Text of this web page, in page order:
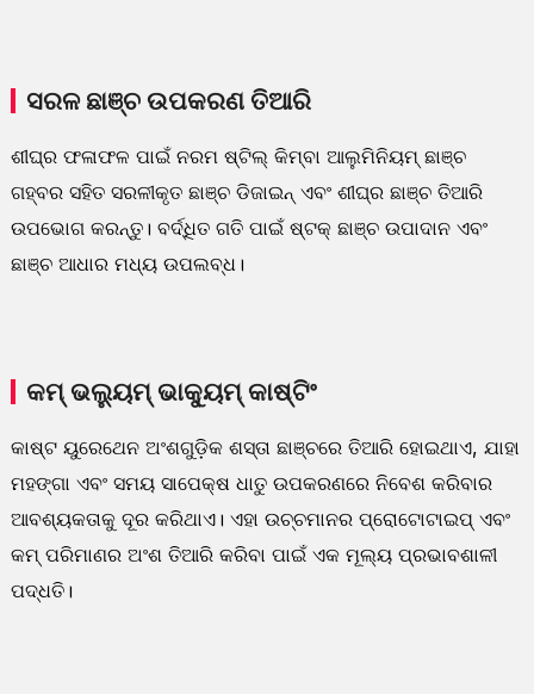
ସରଳ ଛାଞ୍ଚ ଉପକରଣ ତିଆରି
ଶୀଘ୍ର ଫଳାଫଳ ପାଇଁ ନରମ ଷ୍ଟିଲ୍ କିମ୍ବା ଆଲୁମିନିୟମ୍ ଛାଞ୍ଚ
ଗହ୍ବର ସହିତ ସରଳୀକୃତ ଛାଞ୍ଚ ଡିଜାଇନ୍ ଏବଂ ଶୀଘ୍ର ଛାଞ୍ଚ ତିଆରି
ଉପଭୋଗ କରନ୍ତୁ। ବର୍ଦ୍ଧିତ ଗତି ପାଇଁ ଷ୍ଟକ୍ ଛାଞ୍ଚ ଉପାଦାନ ଏବଂ
ଛାଞ୍ଚ ଆଧାର ମଧ୍ୟ ଉପଲବ୍ଧ।
କମ୍ ଭଲ୍ୟୁମ୍ ଭାକ୍ୟୁମ୍ କାଷ୍ଟିଂ
କାଷ୍ଟ ୟୁରେଥେନ ଅଂଶଗୁଡ଼ିକ ଶସ୍ତା ଛାଞ୍ଚରେ ତିଆରି ହୋଇଥାଏ, ଯାହା
ମହଙ୍ଗା ଏବଂ ସମୟ ସାପେକ୍ଷ ଧାତୁ ଉପକରଣରେ ନିବେଶ କରିବାର
ଆବଶ୍ୟକତାକୁ ଦୂର କରିଥାଏ। ଏହା ଉଚ୍ଚମାନର ପ୍ରୋଟୋଟାଇପ୍ ଏବଂ
କମ୍ ପରିମାଣର ଅଂଶ ତିଆରି କରିବା ପାଇଁ ଏକ ମୂଲ୍ୟ ପ୍ରଭାବଶାଳୀ
ପଦ୍ଧତି।